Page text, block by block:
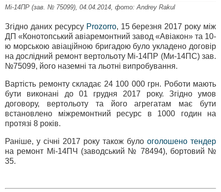
Мі-14ПР (зав. № 75099), 04.04.2014, фото: Andrey Rakul
Згідно даних ресурсу Prozorro, 15 березня 2017 року між
ДП «Конотопський авіаремонтний завод «Авіакон» та 10-
ю морською авіаційною бригадою було укладено договір
на дослідний ремонт вертольоту Мі-14ПР (Ми-14ПС) зав.
№75099, його наземні та льотні випробування.
Вартість ремонту складає 24 100 000 грн. Роботи мають
бути виконані до 01 грудня 2017 року. Згідно умов
договору, вертольоту та його агрегатам має бути
встановлено міжремонтний ресурс в 1000 годин на
протязі 8 років.
Раніше, у січні 2017 року також було оголошено тендер
на ремонт Мі-14ПЧ (заводський № 78494), бортовий №
35.